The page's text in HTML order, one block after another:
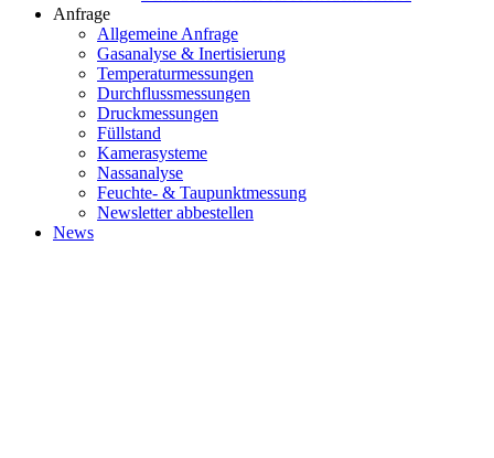
Anfrage
Allgemeine Anfrage
Gasanalyse & Inertisierung
Temperaturmessungen
Durchflussmessungen
Druckmessungen
Füllstand
Kamerasysteme
Nassanalyse
Feuchte- & Taupunktmessung
Newsletter abbestellen
News